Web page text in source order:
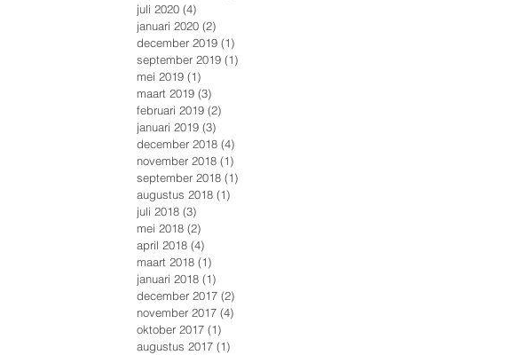
juli 2020 (4)
januari 2020 (2)
december 2019 (1)
september 2019 (1)
mei 2019 (1)
maart 2019 (3)
februari 2019 (2)
januari 2019 (3)
december 2018 (4)
november 2018 (1)
september 2018 (1)
augustus 2018 (1)
juli 2018 (3)
mei 2018 (2)
april 2018 (4)
maart 2018 (1)
januari 2018 (1)
december 2017 (2)
november 2017 (4)
oktober 2017 (1)
augustus 2017 (1)